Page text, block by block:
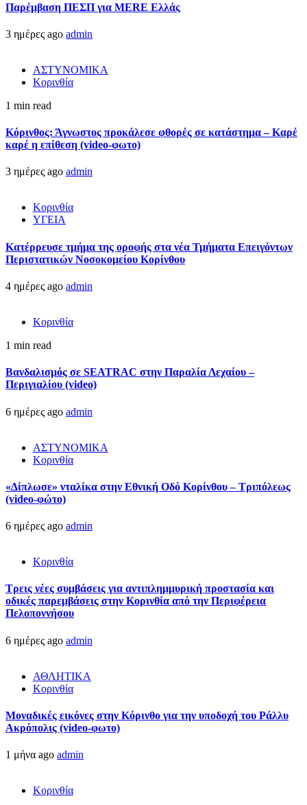
Παρέμβαση ΠΕΣΠ για MERE Ελλάς
3 ημέρες ago admin
ΑΣΤΥΝΟΜΙΚΑ
Κορινθία
1 min read
Κόρινθος: Άγνωστος προκάλεσε φθορές σε κατάστημα – Καρέ
καρέ η επίθεση (video-φωτο)
3 ημέρες ago admin
Κορινθία
ΥΓΕΙΑ
Kατέρρευσε τμήμα της οροφής στα νέα Τμήματα Επειγόντων
Περιστατικών Νοσοκομείου Κορίνθου
4 ημέρες ago admin
Κορινθία
1 min read
Βανδαλισμός σε SEATRAC στην Παραλία Λεχαίου –
Περιγιαλίου (video)
6 ημέρες ago admin
ΑΣΤΥΝΟΜΙΚΑ
Κορινθία
«Δίπλωσε» νταλίκα στην Εθνική Oδό Κορίνθου – Τριπόλεως
(video-φώτο)
6 ημέρες ago admin
Κορινθία
Τρεις νέες συμβάσεις για αντιπλημμυρική προστασία και
οδικές παρεμβάσεις στην Κορινθία από την Περιφέρεια
Πελοποννήσου
6 ημέρες ago admin
ΑΘΛΗΤΙΚΑ
Κορινθία
Μοναδικές εικόνες στην Κόρινθο για την υποδοχή του Ράλλυ
Ακρόπολις (video-φωτο)
1 μήνα ago admin
Κορινθία